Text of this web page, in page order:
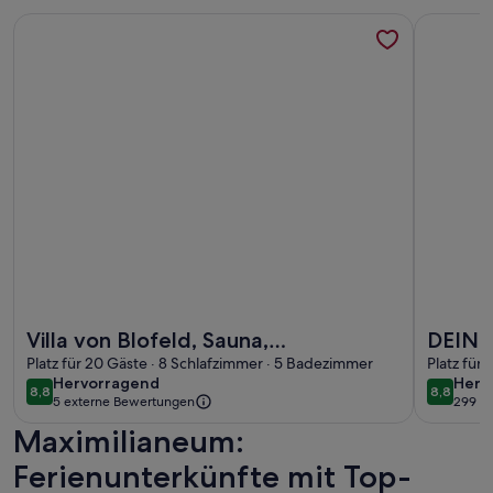
Villa von Blofeld, Sauna,
Megawannen, Salon, Bibliothek,
Park, Bar, Pool
Platz für 20 Gäste · 8 Schlafzimmer · 5 Badezimmer
8,88,8 von 10
Hervorragend
hervorragend
5 externe Bewertungen
DEIN
Platz für
8,88,8 von
299
(299
Maximilianeum:
Ferienunterkünfte mit Top-